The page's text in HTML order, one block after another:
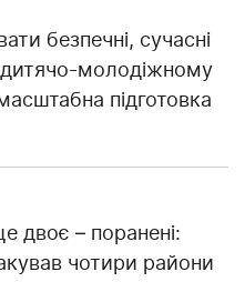
безпечні, сучасні
молодіжному
підготовка
двоє – поранені:
чотири райони